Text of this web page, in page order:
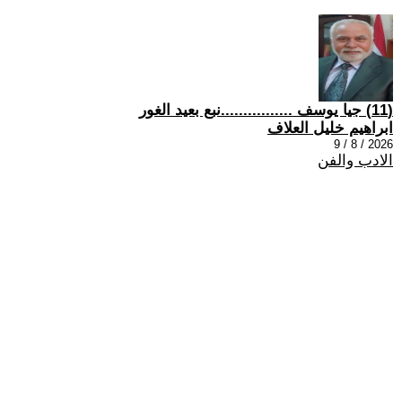
(11) جيا يوسف ................نبع بعيد الغور
ابراهيم خليل العلاف
2026 / 8 / 9
الادب والفن